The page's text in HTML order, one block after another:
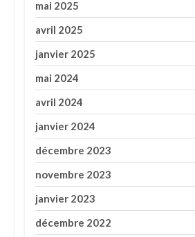
mai 2025
avril 2025
janvier 2025
mai 2024
avril 2024
janvier 2024
décembre 2023
novembre 2023
janvier 2023
décembre 2022